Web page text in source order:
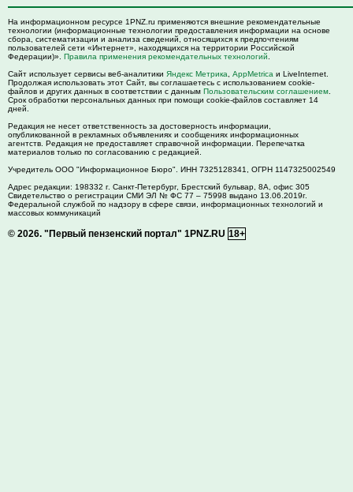
На информационном ресурсе 1PNZ.ru применяются внешние рекомендательные
технологии (информационные технологии предоставления информации на основе
сбора, систематизации и анализа сведений, относящихся к предпочтениям
пользователей сети «Интернет», находящихся на территории Российской
Федерации)». Правила применения рекомендательных технологий
Сайт использует сервисы веб-аналитики Яндекс Метрика AppMetrica и LiveInternet.
Продолжая использовать этот Сайт, вы соглашаетесь с использованием cookie-
файлов и других данных в соответствии с данным Пользовательским соглашением
Срок обработки персональных данных при помощи cookie-файлов составляет 14
дней.
Редакция не несет ответственность за достоверность информации,
опубликованной в рекламных объявлениях и сообщениях информационных
агентств. Редакция не предоставляет справочной информации. Перепечатка
материалов только по согласованию с редакцией.
Учредитель ООО "Информационное Бюро". ИНН 7325128341, ОГРН 1147325002549
Адрес редакции: 198332 г. Санкт-Петербург, Брестский бульвар, 8А, офис 305
Свидетельство о регистрации СМИ ЭЛ № ФС 77 – 75998 выдано 13.06.2019г.
Федеральной службой по надзору в сфере связи, информационных технологий и
массовых коммуникаций
© 2026. "Первый пензенский портал" 1PNZ.RU 18+